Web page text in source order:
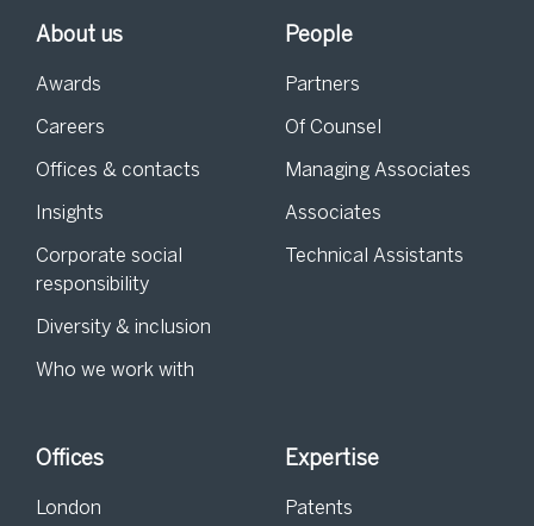
About us
Awards
Careers
Offices & contacts
Insights
Corporate social
responsibility
Diversity & inclusion
Who we work with
People
Partners
Of Counsel
Managing Associates
Associates
Technical Assistants
Offices
London
Expertise
Patents